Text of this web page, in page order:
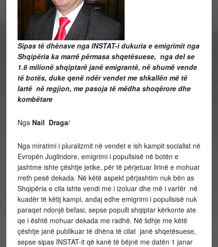
Sipas të dhënave nga INSTAT-i dukuria e emigrimit nga
Shqipëria ka marrë përmasa shqetësuese, nga del se
1.6 milionë shqiptarë janë emigrantë, në shumë vende
të botës, duke qenë ndër vendet me shkallën më të
lartë në regjion, me pasoja të mëdha shoqërore dhe
kombëtare
Nga Nail Draga/
Nga miratimi i pluralizmit në vendet e ish kampit socialist në
Evropën Juglindore, emigrimi i popullsisë në botën e
jashtme ishte çështje jetike, për të përjetuar lirinë e mohuar
rreth pesë dekada. Në këtë aspekt përjashtim nuk bën as
Shqipëria e cila ishte vendi me i izoluar dhe më i varfër në
kuadër të këtij kampi, andaj edhe emigrimi i popullsisë nuk
paraqet ndonjë befasi, sepse populli shqiptar kërkonte ate
qe i është mohuar dekada me radhë. Në lidhje me këtë
çështje janë publikuar të dhëna të cilat janë shqetësuese,
sepse sipas INSTAT-it që kanë të bëjnë me datën 1 janar